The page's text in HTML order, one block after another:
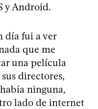
y Android.
día fui a ver
que me
una película
directores,
ninguna,
lado de internet